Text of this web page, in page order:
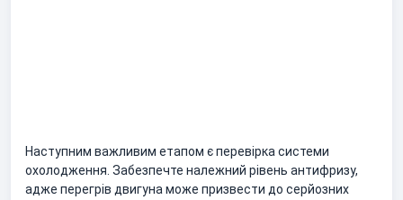
Наступним важливим етапом є перевірка системи
охолодження. Забезпечте належний рівень антифризу,
адже перегрів двигуна може призвести до серйозних